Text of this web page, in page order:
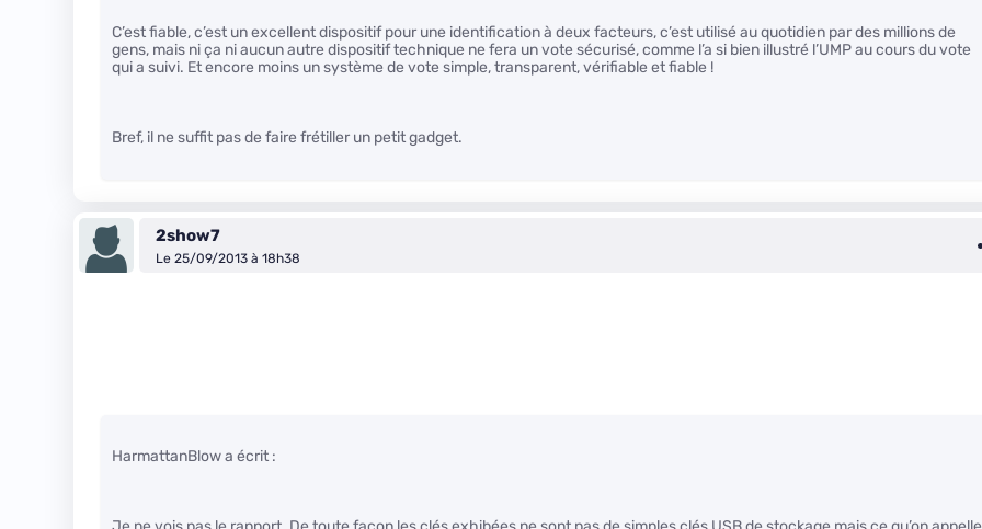
C’est fiable, c’est un excellent dispositif pour une identification à deux facteurs, c’est utilisé au quotidien par des millions de
gens, mais ni ça ni aucun autre dispositif technique ne fera un vote sécurisé, comme l’a si bien illustré l’UMP au cours du vote
qui a suivi. Et encore moins un système de vote simple, transparent, vérifiable et fiable !
Bref, il ne suffit pas de faire frétiller un petit gadget.
2show7
Le 25/09/2013 à 18h38
HarmattanBlow a écrit :